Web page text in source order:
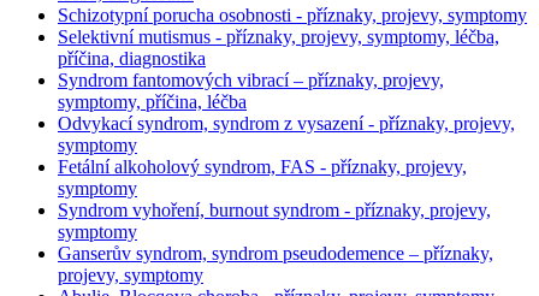
Schizotypní porucha osobnosti - příznaky, projevy, symptomy
Selektivní mutismus - příznaky, projevy, symptomy, léčba,
příčina, diagnostika
Syndrom fantomových vibrací – příznaky, projevy,
symptomy, příčina, léčba
Odvykací syndrom, syndrom z vysazení - příznaky, projevy,
symptomy
Fetální alkoholový syndrom, FAS - příznaky, projevy,
symptomy
Syndrom vyhoření, burnout syndrom - příznaky, projevy,
symptomy
Ganserův syndrom, syndrom pseudodemence – příznaky,
projevy, symptomy